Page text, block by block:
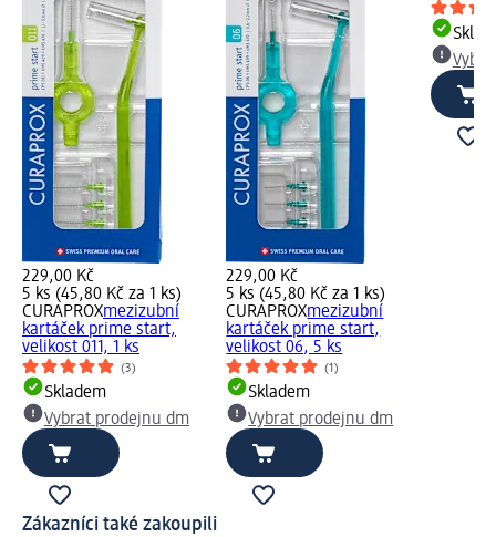
229,00 Kč
5 ks (45,80 Kč za 1 ks)
CURAPROXmezizubní
kartáček prime start,
velikost 011, 1 ks
(3)
Skladem
Vybrat prodejnu dm
229,00 Kč
5 ks (45,80 Kč za 1 ks)
CURAPROXmezizubní
kartáček prime start,
velikost 06, 5 ks
(1)
Skladem
Vybrat prodejnu dm
Zákazníci také zakoupili